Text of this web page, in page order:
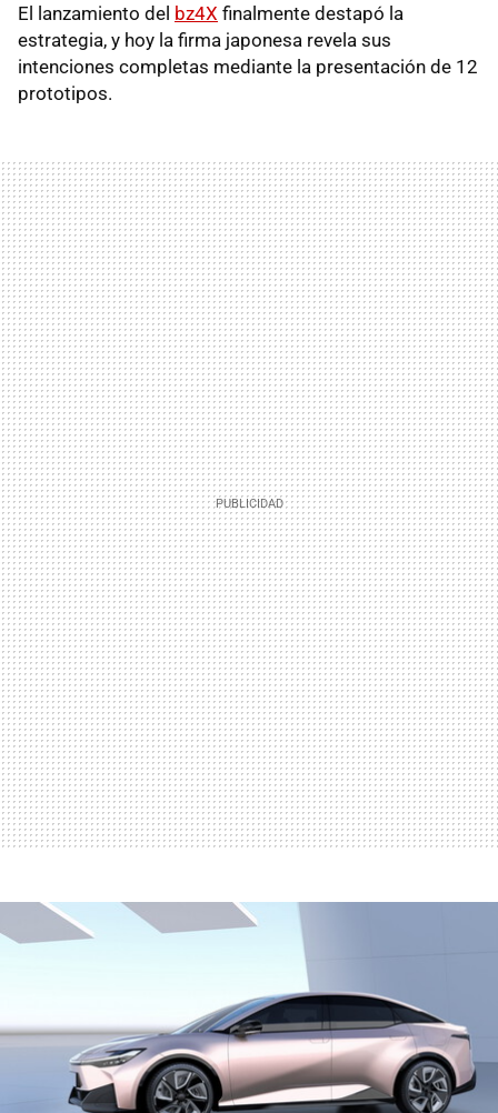
El lanzamiento del bz4X finalmente destapó la
estrategia, y hoy la firma japonesa revela sus
intenciones completas mediante la presentación de 12
prototipos.